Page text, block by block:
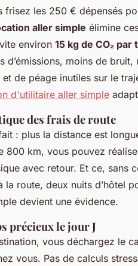
frisez les 250 € dépensés
aller simple élimine
environ 15 kg de CO₂
d’émissions, moins de
de péage inutiles sur le
d'utilitaire aller simple
des frais de route
: plus la distance est
800 km, vous pouvez
avec retour. Et ce, sans
la route, deux nuits d’hôtel
devient une évidence.
précieux le jour J
vous déchargez le
vous. Pas de calculs